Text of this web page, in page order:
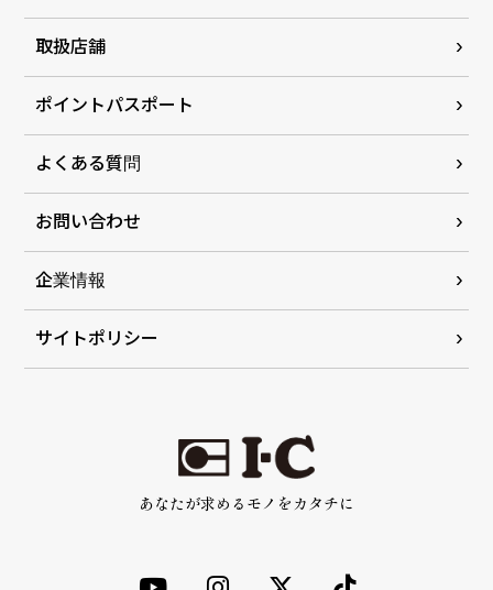
あなたが求めるモノをカタチに
取扱店舗
ポイントパスポート
よくある質問
お問い合わせ
企業情報
サイトポリシー